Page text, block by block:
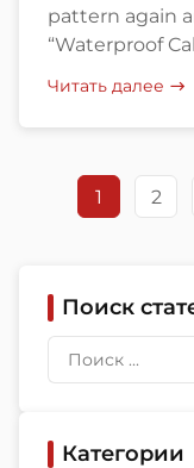
pattern again
“Waterproof
matches
environment,
cable gland
Читать далее
1 2
Поиск
Категории